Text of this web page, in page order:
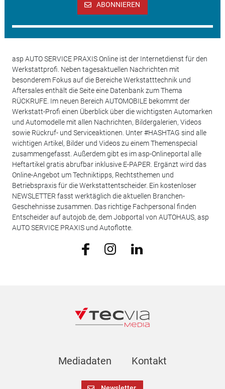
ABONNIEREN
asp AUTO SERVICE PRAXIS Online ist der Internetdienst für den
Werkstattprofi. Neben tagesaktuellen Nachrichten mit
besonderem Fokus auf die Bereiche Werkstatttechnik und
Aftersales enthält die Seite eine Datenbank zum Thema
RÜCKRUFE. Im neuen Bereich AUTOMOBILE bekommt der
Werkstatt-Profi einen Überblick über die wichtigsten Automarken
und Automodelle mit allen Nachrichten, Bildergalerien, Videos
sowie Rückruf- und Serviceaktionen. Unter #HASHTAG sind alle
wichtigen Artikel, Bilder und Videos zu einem Themenspecial
zusammengefasst. Außerdem gibt es im asp-Onlineportal alle
Heftartikel gratis abrufbar inklusive E-PAPER. Ergänzt wird das
Online-Angebot um Techniktipps, Rechtsthemen und
Betriebspraxis für die Werkstattentscheider. Ein kostenloser
NEWSLETTER fasst werktäglich die aktuellen Branchen-
Geschehnisse zusammen. Das richtige Fachpersonal finden
Entscheider auf autojob.de, dem Jobportal von AUTOHAUS, asp
AUTO SERVICE PRAXIS und Autoflotte.
Mediadaten Kontakt